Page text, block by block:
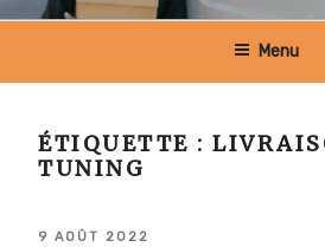
SUIVRE MON
Menu
ÉTIQUETTE :
TUNING
PUBLIÉ
9 AOÛT 2022